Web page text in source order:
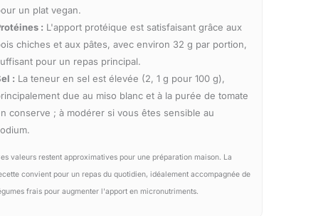
un plat vegan.
: L'apport protéique est satisfaisant grâce aux
chiches et aux pâtes, avec environ 32 g par portion,
pour un repas principal.
: La teneur en sel est élevée (2, 1 g pour 100 g),
due au miso blanc et à la purée de tomate
conserve ; à modérer si vous êtes sensible au
valeurs restent approximatives pour une préparation maison. La
convient pour un repas du quotidien, idéalement accompagnée de
frais pour augmenter l'apport en micronutriments.